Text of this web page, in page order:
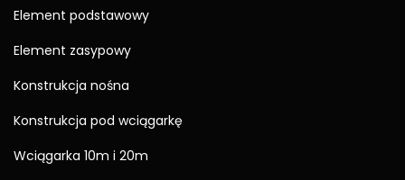
Element podstawowy
Element zasypowy
Konstrukcja nośna
Konstrukcja pod wciągarkę
Wciągarka 10m i 20m